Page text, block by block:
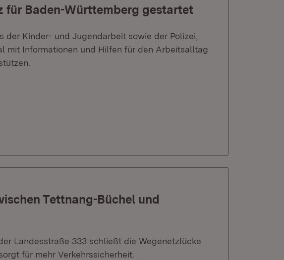
Baden-Württemberg gestartet
der Kinder- und Jugendarbeit sowie der Polizei,
mit Informationen und Hilfen für den Arbeitsalltag
Tettnang-Büchel und
Landesstraße 333 schließt die Wegenetzlücke
für mehr Verkehrssicherheit.